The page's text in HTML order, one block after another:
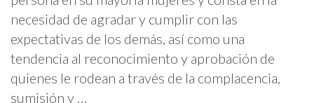
necesidad de agradar y cumplir con las
expectativas de los demás, así como una
tendencia al reconocimiento y aprobación de
quienes le rodean a través de la complacencia,
sumisión y …